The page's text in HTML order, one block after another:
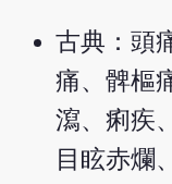
古典：頭
痛、髀樞
瀉、痢疾
目眩赤爛